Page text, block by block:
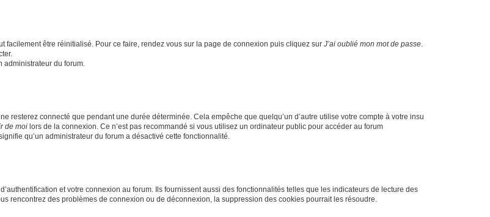
être réinitialisé. Pour ce faire, rendez vous sur la page de connexion puis cliquez sur J’ai oublié mon mot de passe
du forum.
resterez connecté que pendant une durée déterminée. Cela empêche que quelqu’un d’autre utilise votre compte à votre insu
de moi lors de la connexion. Ce n’est pas recommandé si vous utilisez un ordinateur public pour accéder au forum
qu’un administrateur du forum a désactivé cette fonctionnalité.
et votre connexion au forum. Ils fournissent aussi des fonctionnalités telles que les indicateurs de lecture des
rencontrez des problèmes de connexion ou de déconnexion, la suppression des cookies pourrait les résoudre.